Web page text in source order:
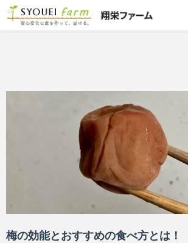
梅の効能とおすすめの食べ方とは！